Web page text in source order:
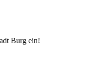
Burg ein!